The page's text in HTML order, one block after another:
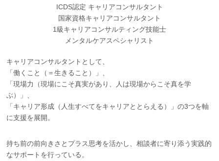
ICDS認定 キャリアコンサルタント
国家資格キャリアコンサルタント
1級キャリアコンサルティング技能士
メンタルケアスペシャリスト
キャリアコンサルタントとして、
「働くこと（＝生きること）」、
「現場力（現場にこそ真実があり、人は現場からこそ真を学
ぶ）」、
「キャリア形成（人生すべてをキャリアととらえる）」の3つを軸
に支援を展開。
持ち前の前向きさとプラス思考を活かし、相談者に寄り添う実践的
なサポートを行っている。